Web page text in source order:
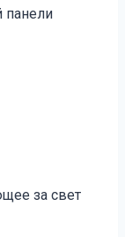
панели
за свет